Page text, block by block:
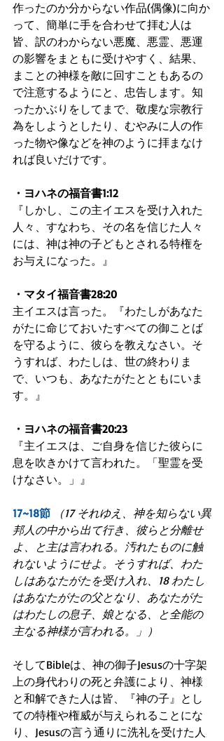
作ったのか分からない作品(偶像)に向か
って、簡単に手を合わせて拝む人は
皆、訳のわからない悪魔、悪霊、悪運
の影響をまともに受けやすく、結果、
まことの神様を敵に回すこともあるの
で注意するようにと、忠告します。知
ったかぶりをしてまで、敬虔な宗教行
為をしようとしたり、むやみに人の作
った物や像などを神のように拝まなけ
れば良いだけです。
・ヨハネの福音書1:12
『しかし、この主イエスを受け入れた
人々、すなわち、その名を信じた人々
には、神は神の子どもとされる特権を
お与えになった。』
・マタイ福音書28:20
主イエスは言った。『わたしがあなた
がたに命じておいたすべての御ことば
を守るように、彼らを教えなさい。そ
うすれば、わたしは、世の終わりま
で、いつも、あなたがたとともにいま
す。』
・ヨハネの福音書20:23
『主イエスは、ご自身を信じた彼らに
息を吹きかけて言われた。「聖霊を受
けなさい。」』
17~18節
（17 それゆえ、神を知らない異
邦人の中から出て行き、彼らと分離せ
よ、と主は言われる。汚れたものに触
れないようにせよ。そうすれば、わた
しはあなたがたを受け入れ、18 わたし
はあなたがたの父となり、あなたがた
はわたしの息子、娘となる、と全能の
主なる神様が言われる。」）
そしてBibleは、神の御子Jesusの十字架
上の身代わりの死と弁護により、神様
と和解できた人は皆、『神の子』とし
ての特権や権威が与えられることにな
り、Jesusの言う通りに洗礼を受けた人